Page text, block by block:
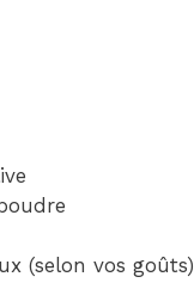
(selon vos goûts)